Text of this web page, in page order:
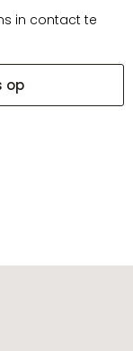
in contact te
op